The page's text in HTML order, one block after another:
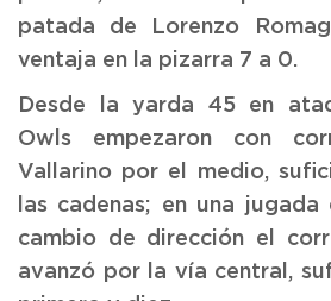
patada de Lorenzo
ventaja en la pizarra 7 a 0.
Desde la yarda 45 en
Owls empezaron con
Vallarino por el medio,
las cadenas; en una
cambio de dirección el
avanzó por la vía central,